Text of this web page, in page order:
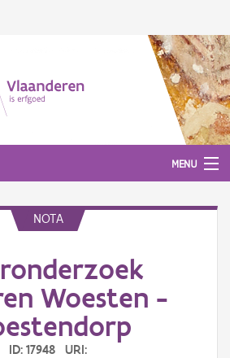
MENU
NOTA
Woesten -
ID: 17948 URI: